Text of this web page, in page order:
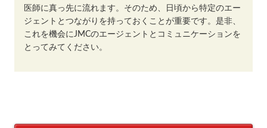
医師に真っ先に流れます。そのため、日頃から特定のエー
ジェントとつながりを持っておくことが重要です。是非、
これを機会にJMCのエージェントとコミュニケーションを
とってみてください。